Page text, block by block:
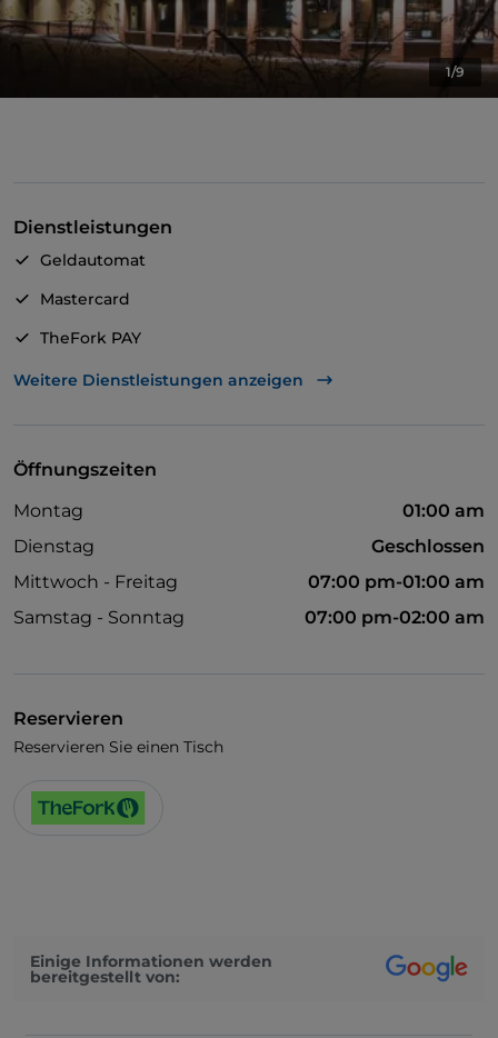
1/9
Dienstleistungen
Geldautomat
Mastercard
TheFork PAY
UnionPay über TheFork PAY
Cocktail
Es wird Englisch gesprochen
Raucherbereich
Weitere Dienstleistungen anzeigen
Öffnungszeiten
Montag
01:00 am
Dienstag
Geschlossen
Mittwoch - Freitag
07:00 pm-01:00 am
Samstag - Sonntag
07:00 pm-02:00 am
Reservieren
Reservieren Sie einen Tisch
Einige Informationen werden
bereitgestellt von: